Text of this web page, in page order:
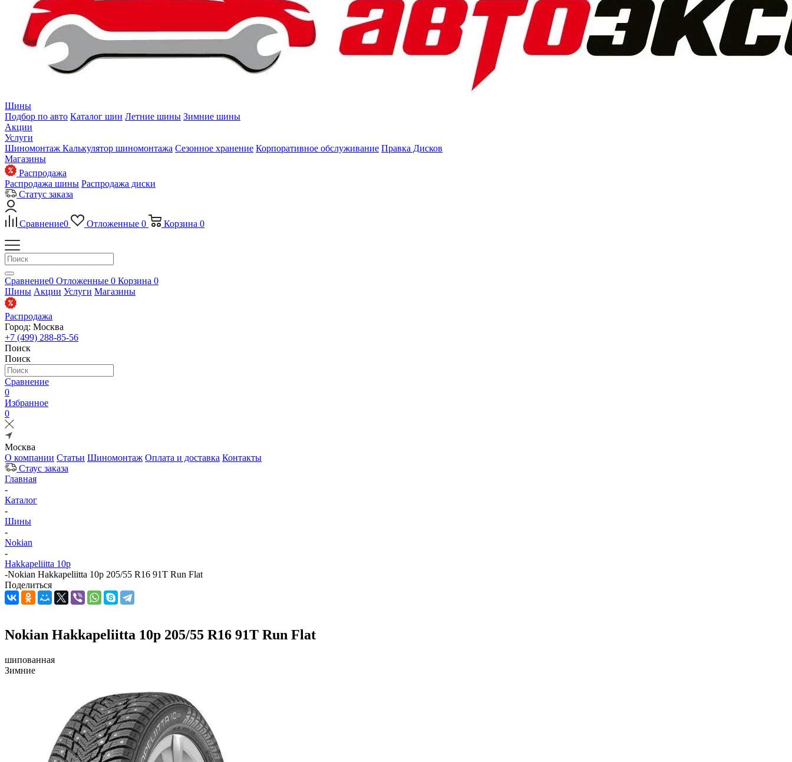
Шины
Подбор по авто Каталог шин Летние шины Зимние шины
Акции
Услуги
Шиномонтаж Калькулятор шиномонтажа Сезонное хранение Корпоративное обслуживание Правка Дисков
Магазины
Распродажа
Распродажа шины Распродажа диски
Статус заказа
Сравнение0 Отложенные 0 Корзина 0
Сравнение0 Отложенные 0 Корзина 0
Шины Акции Услуги Магазины
Распродажа
Город: Москва
+7 (499) 288-85-56
Поиск
Поиск
Сравнение
0
Избранное
0
Москва
О компании Статьи Шиномонтаж Оплата и доставка Контакты
Стаус заказа
Главная
-
Каталог
-
Шины
-
Nokian
-
Hakkapeliitta 10p
-Nokian Hakkapeliitta 10p 205/55 R16 91T Run Flat
Поделиться
Nokian Hakkapeliitta 10p 205/55 R16 91T Run Flat
шипованная
Зимние